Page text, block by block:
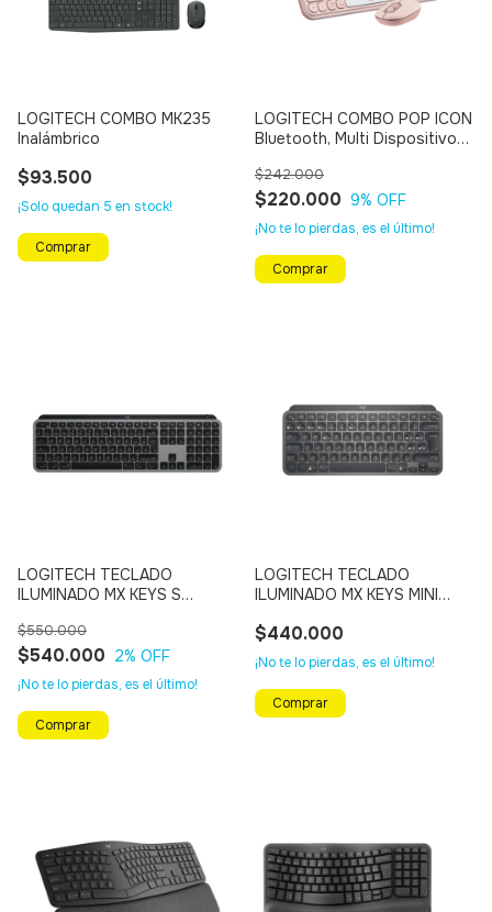
LOGITECH COMBO MK235
Inalámbrico
$93.500
¡Solo quedan 5 en stock!
LOGITECH COMBO POP ICON
Bluetooth, Multi Dispositivo
$220.000
$242.000
9% OFF
¡No te lo pierdas, es el último!
LOGITECH TECLADO
ILUMINADO MX KEYS S
Dispositivo (NEGRO)
$540.000
$550.000
2% OFF
¡No te lo pierdas, es el último!
LOGITECH TECLADO
ILUMINADO MX KEYS MINI
(NEGRO)
$440.000
¡No te lo pierdas, es el último!